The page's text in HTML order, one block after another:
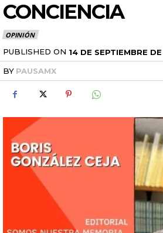
CONCIENCIA
OPINIÓN
PUBLISHED ON 14 DE SEPTIEMBRE
BY PAUSAMX